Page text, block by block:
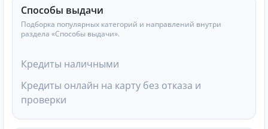
Способы выдачи
Подборка популярных категорий и направлений внутри
раздела «Способы выдачи».
Кредиты наличными
Кредиты онлайн на карту без отказа и
проверки